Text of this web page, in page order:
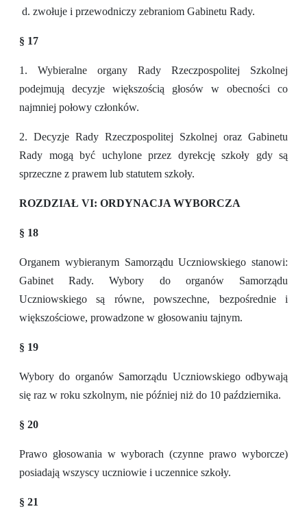
d. zwołuje i przewodniczy zebraniom Gabinetu Rady.
§ 17
1. Wybieralne organy Rady Rzeczpospolitej Szkolnej
podejmują decyzje większością głosów w obecności co
najmniej połowy członków.
2. Decyzje Rady Rzeczpospolitej Szkolnej oraz Gabinetu
Rady mogą być uchylone przez dyrekcję szkoły gdy są
sprzeczne z prawem lub statutem szkoły.
ROZDZIAŁ VI: ORDYNACJA WYBORCZA
§ 18
Organem wybieranym Samorządu Uczniowskiego stanowi:
Gabinet Rady. Wybory do organów Samorządu
Uczniowskiego są równe, powszechne, bezpośrednie i
większościowe, prowadzone w głosowaniu tajnym.
§ 19
Wybory do organów Samorządu Uczniowskiego odbywają
się raz w roku szkolnym, nie później niż do 10 października.
§ 20
Prawo głosowania w wyborach (czynne prawo wyborcze)
posiadają wszyscy uczniowie i uczennice szkoły.
§ 21